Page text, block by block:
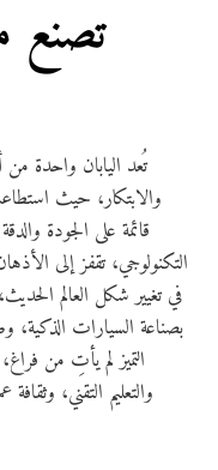
تصنع
تُعد اليابان واحدة من
والابتكار، حيث
قائمة على الجودة
التكنولوجي، تقفز إلى
في تغيير شكل العالم
بصناعة السيارات الذكية،
التميز لم يأتِ من
والتعليم التقني،